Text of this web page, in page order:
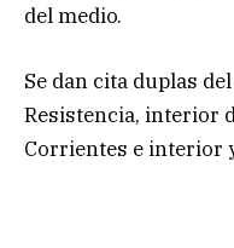
del medio.
Se dan cita duplas
Resistencia, interior
Corrientes e interior